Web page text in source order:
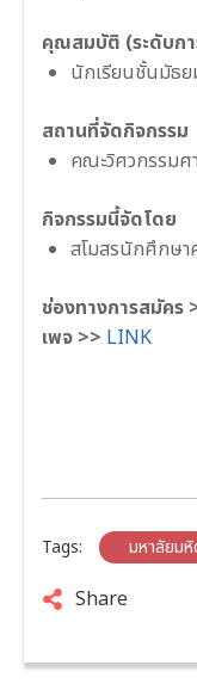
คุณสมบัติ (ระดับก
นักเรียนชั้นมัธ
สถานที่จัดกิจกรรม
คณะวิศวกรรมศ
กิจกรรมนี้จัดโดย
สโมสรนักศึกษา
ช่องทางการสมัคร
เพจ >> LINK
Tags: มหาลัยม
Share